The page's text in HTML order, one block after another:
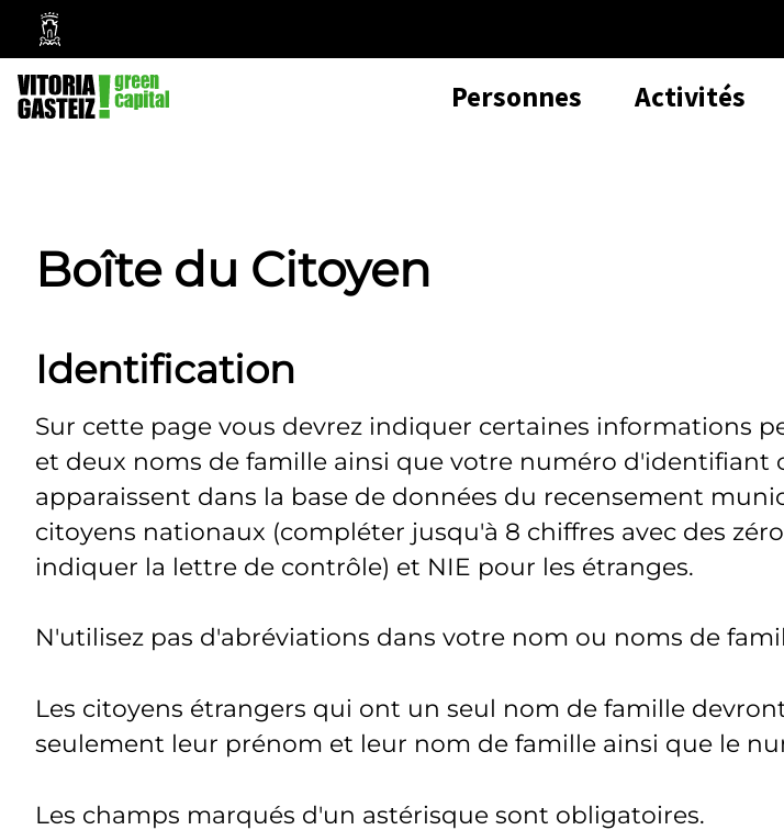
Mairie
de
Vitoria-
Gasteiz
Personnes Activités
Boîte du Citoyen
Identification
Sur cette page vous devrez indiquer certaines informations
et deux noms de famille ainsi que votre numéro d'identifiant
apparaissent dans la base de données du recensement
citoyens nationaux (compléter jusqu'à 8 chiffres avec des
indiquer la lettre de contrôle) et NIE pour les étranges.
N'utilisez pas d'abréviations dans votre nom ou noms de
Les citoyens étrangers qui ont un seul nom de famille
seulement leur prénom et leur nom de famille ainsi que le
Les champs marqués d'un astérisque sont obligatoires.